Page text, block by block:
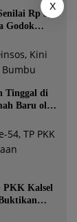
Rp 3,6
Godok
Tinggal di
Baru oleh
PKK Kalsel
X